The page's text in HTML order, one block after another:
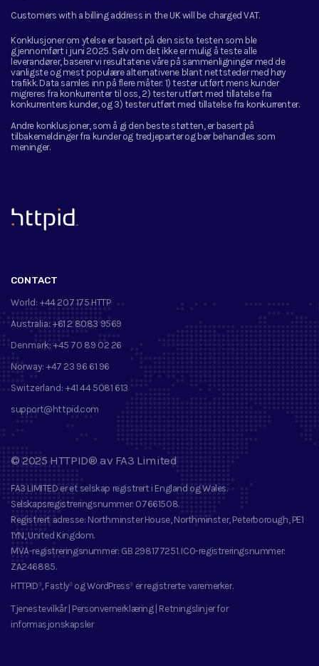
Customers with a billing address in the UK will be charged VAT.
Konklusjoner om ytelse er basert på den siste testen som ble
gjennomført i juni 2025. Selv om det ikke er mulig å teste alle
leverandører, baserer vi resultatene våre på sammenligninger med de
vanligste og mest populære alternativene blant nettsteder med høy
trafikk. Data samles inn på flere måter: 1) tester utført mens kunder
migreres fra konkurrenter til oss, 2) tester utført med tillatelse fra
konkurrenters kunder, og 3) tester utført med tillatelse fra konkurrenter.
Andre konklusjoner, som å gi den beste støtten, er basert på
tilbakemeldinger fra kunder og tredjeparter og bør behandles som
meninger.
™
CONTACT
World: +44 207 175 HTTP
Australia: +61 2 8083 9569
Denmark: +45 70 89 02 26
Norway: +47 23 96 61 96
Switzerland: +41 44 5081 613
support@httpid.com
©2025 HTTPID®av FA3 Limited
FA3 LIMITED er et selskap registrert i England og Wales.
Selskapsregistreringsnummer: 07661508.
Registrert adresse: Northminster House, Northminster, Peterborough, PE1
1YN, United Kingdom.
MVA-registreringsnummer: GB 298177251. ICO-registreringsnummer:
ZA246885.
HTTPID®, Fastly® ogWordPress® er registrerte varemerker.
Tjenestevilkår| Personvernerklæring| Retningslinjer for
informasjonskapsler